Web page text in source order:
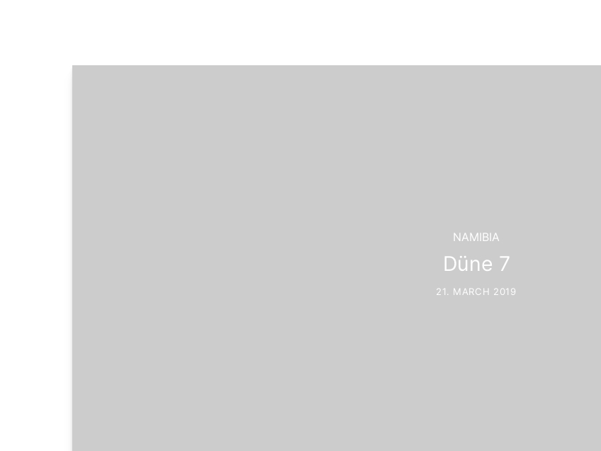
NAMIBIA
Düne 7
21. MARCH 2019